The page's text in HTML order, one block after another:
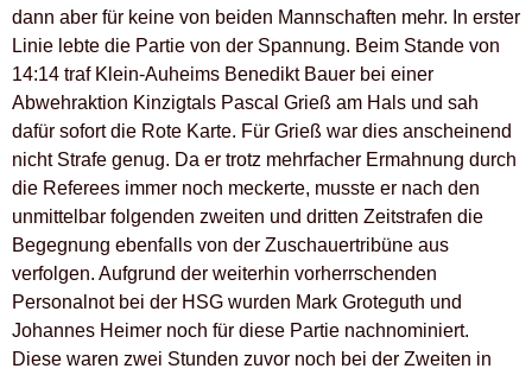
dann aber für keine von beiden Mannschaften mehr. In erster
Linie lebte die Partie von der Spannung. Beim Stande von
14:14 traf Klein-Auheims Benedikt Bauer bei einer
Abwehraktion Kinzigtals Pascal Grieß am Hals und sah
dafür sofort die Rote Karte. Für Grieß war dies anscheinend
nicht Strafe genug. Da er trotz mehrfacher Ermahnung durch
die Referees immer noch meckerte, musste er nach den
unmittelbar folgenden zweiten und dritten Zeitstrafen die
Begegnung ebenfalls von der Zuschauertribüne aus
verfolgen. Aufgrund der weiterhin vorherrschenden
Personalnot bei der HSG wurden Mark Groteguth und
Johannes Heimer noch für diese Partie nachnominiert.
Diese waren zwei Stunden zuvor noch bei der Zweiten in